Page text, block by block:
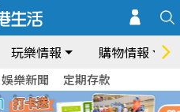
玩樂情報 購物情報
娛樂新聞 定期存款